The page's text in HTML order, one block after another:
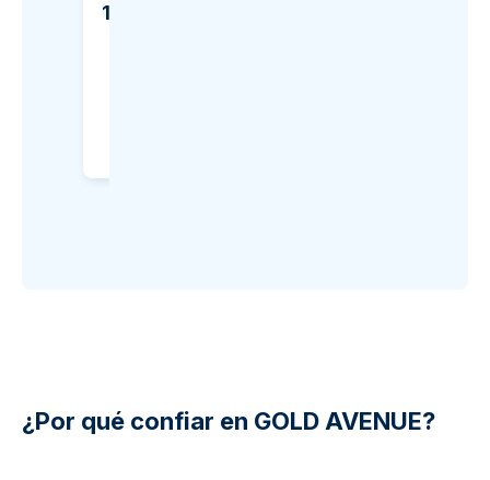
1.753,03 €
¿Por qué confiar en GOLD AVENUE?